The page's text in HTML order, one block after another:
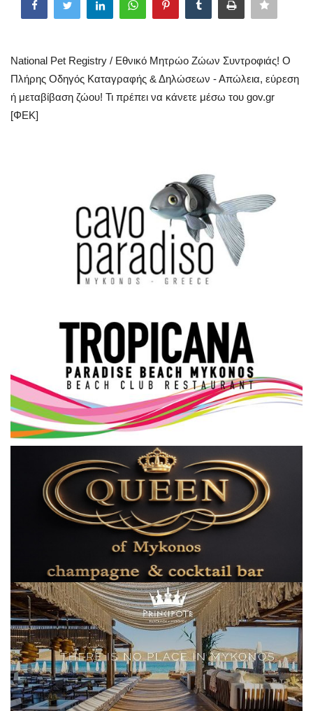
Mykonos
Sport
Health
Cost Of Living Crisis
Opinion + Analysis
L’Art des Sens
All News
Local Elections 2023
Γλώσσα
Ελληνικά English
National Pet Registry / Εθνικό Μητρώο Ζώων Συντροφιάς! Ο
Πλήρης Οδηγός Καταγραφής & Δηλώσεων - Απώλεια, εύρεση
ή μεταβίβαση ζώου! Τι πρέπει να κάνετε μέσω του gov.gr
[ΦΕΚ]